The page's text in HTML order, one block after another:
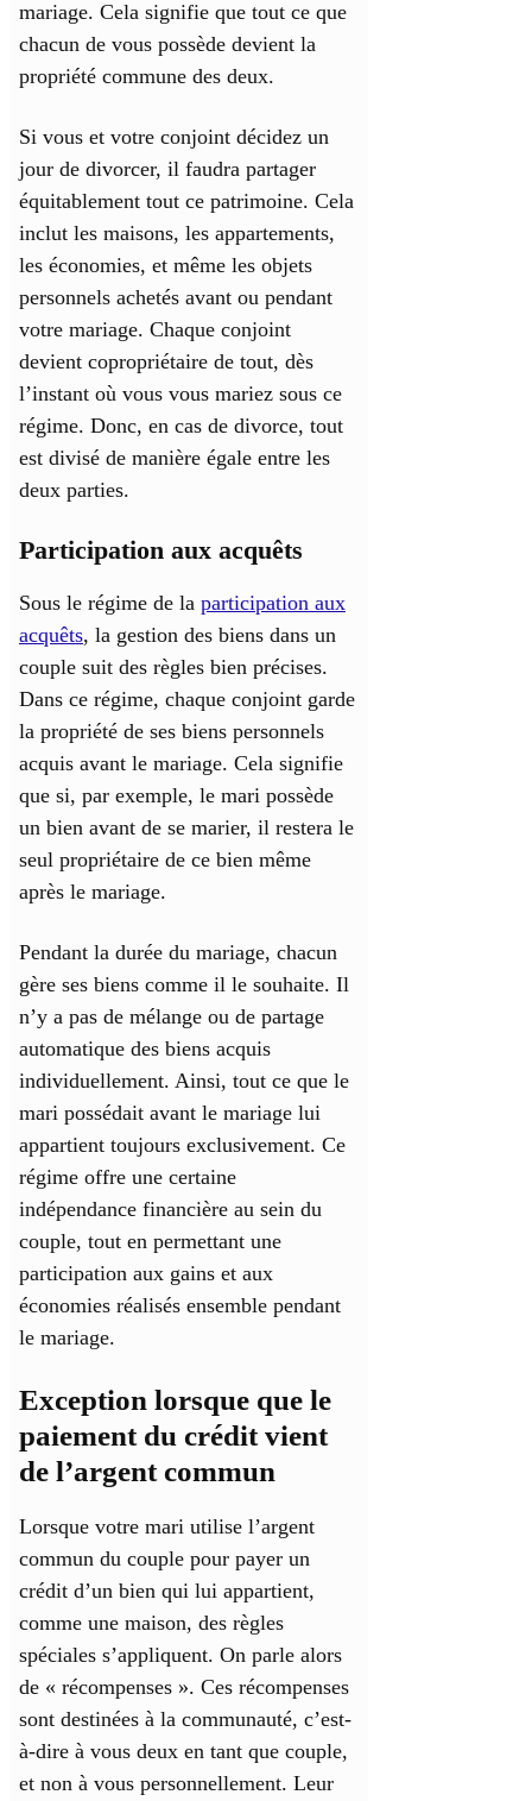
mariage. Cela signifie que tout ce que
chacun de vous possède devient la
propriété commune des deux.
Si vous et votre conjoint décidez un
jour de divorcer, il faudra partager
équitablement tout ce patrimoine. Cela
inclut les maisons, les appartements,
les économies, et même les objets
personnels achetés avant ou pendant
votre mariage. Chaque conjoint
devient copropriétaire de tout, dès
l’instant où vous vous mariez sous ce
régime. Donc, en cas de divorce, tout
est divisé de manière égale entre les
deux parties.
Participation aux acquêts
Sous le régime de la participation aux
acquêts, la gestion des biens dans un
couple suit des règles bien précises.
Dans ce régime, chaque conjoint garde
la propriété de ses biens personnels
acquis avant le mariage. Cela signifie
que si, par exemple, le mari possède
un bien avant de se marier, il restera le
seul propriétaire de ce bien même
après le mariage.
Pendant la durée du mariage, chacun
gère ses biens comme il le souhaite. Il
n’y a pas de mélange ou de partage
automatique des biens acquis
individuellement. Ainsi, tout ce que le
mari possédait avant le mariage lui
appartient toujours exclusivement. Ce
régime offre une certaine
indépendance financière au sein du
couple, tout en permettant une
participation aux gains et aux
économies réalisés ensemble pendant
le mariage.
Exception lorsque que le
paiement du crédit vient
de l’argent commun
Lorsque votre mari utilise l’argent
commun du couple pour payer un
crédit d’un bien qui lui appartient,
comme une maison, des règles
spéciales s’appliquent. On parle alors
de « récompenses ». Ces récompenses
sont destinées à la communauté, c’est-
à-dire à vous deux en tant que couple,
et non à vous personnellement. Leur